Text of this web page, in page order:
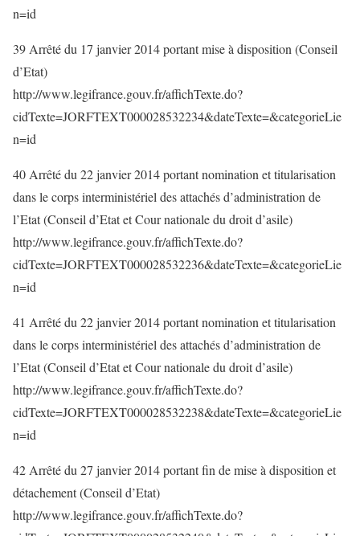
n=id
39 Arrêté du 17 janvier 2014 portant mise à disposition (Conseil
d’Etat)
http://www.legifrance.gouv.fr/affichTexte.do?
cidTexte=JORFTEXT000028532234&dateTexte=&categorieLie
n=id
40 Arrêté du 22 janvier 2014 portant nomination et titularisation
dans le corps interministériel des attachés d’administration de
l’Etat (Conseil d’Etat et Cour nationale du droit d’asile)
http://www.legifrance.gouv.fr/affichTexte.do?
cidTexte=JORFTEXT000028532236&dateTexte=&categorieLie
n=id
41 Arrêté du 22 janvier 2014 portant nomination et titularisation
dans le corps interministériel des attachés d’administration de
l’Etat (Conseil d’Etat et Cour nationale du droit d’asile)
http://www.legifrance.gouv.fr/affichTexte.do?
cidTexte=JORFTEXT000028532238&dateTexte=&categorieLie
n=id
42 Arrêté du 27 janvier 2014 portant fin de mise à disposition et
détachement (Conseil d’Etat)
http://www.legifrance.gouv.fr/affichTexte.do?